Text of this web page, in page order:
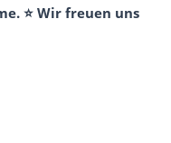
⭐ Wir freuen uns